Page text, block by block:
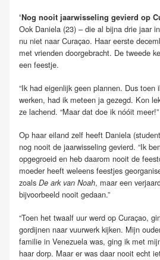
‘Nog nooit jaarwisseling gevierd op
Ook Daniela (23) – die al bijna drie jaar
nu niet naar Curaçao. Haar eerste
met vrienden doorgebracht. De tweede
een feestje.
“Ik had eigenlijk geen plannen. Dus toen
werken, had ik meteen ja gezegd. Kon
ze lachend. “Maar dat doe ik nóóit meer!”
Op haar eiland zelf heeft Daniela
nog nooit de jaarwisseling gevierd. “Ik
opgegroeid en heb daarom nooit de
moeder heeft weleens feestjes
zoals De ark van Noah, maar een
bijvoorbeeld nooit gedaan.”
“Toen het twaalf uur werd op Curaçao,
gordijnen naar vuurwerk kijken. Mijn
familie in Venezuela was, ging ik met
haar dorp. Maar er was daar nooit echt